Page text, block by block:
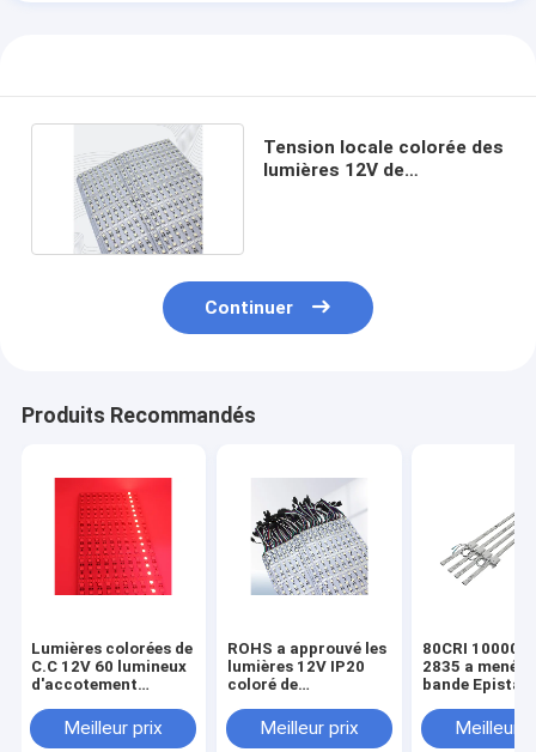
Tension locale colorée des
lumières 12V de
Continuer
Produits Recommandés
Lumières colorées de
C.C 12V 60 lumineux
d'accotement
correction 5050RGB
LED
Meilleur prix
ROHS a approuvé les
lumières 12V IP20
coloré de
stabilisé 60 de LED
non imperméables
Meilleur prix
80CRI 10000K
2835 a mené la
bande Epistar
Meilleur